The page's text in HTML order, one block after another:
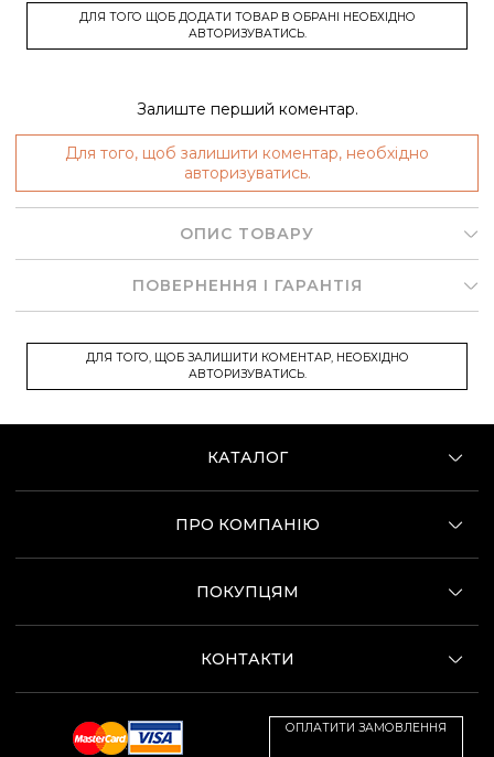
ДЛЯ ТОГО ЩОБ ДОДАТИ ТОВАР В ОБРАНІ НЕОБХІДНО
АВТОРИЗУВАТИСЬ.
Залиште перший коментар.
Для того, щоб залишити коментар, необхідно
авторизуватись.
ОПИС ТОВАРУ
ПОВЕРНЕННЯ І ГАРАНТІЯ
ДЛЯ ТОГО, ЩОБ ЗАЛИШИТИ КОМЕНТАР, НЕОБХІДНО
АВТОРИЗУВАТИСЬ.
КАТАЛОГ
ПРО КОМПАНІЮ
ПОКУПЦЯМ
КОНТАКТИ
ОПЛАТИТИ ЗАМОВЛЕННЯ